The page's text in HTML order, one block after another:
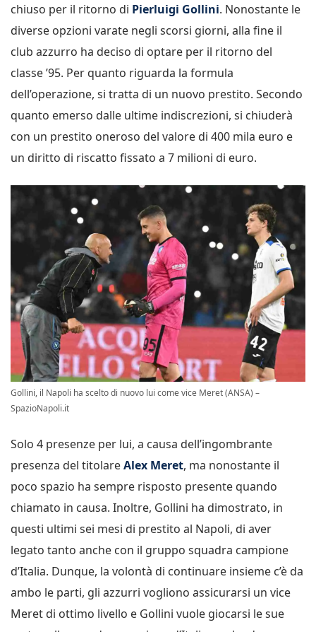
chiuso per il ritorno di Pierluigi Gollini. Nonostante le
diverse opzioni varate negli scorsi giorni, alla fine il
club azzurro ha deciso di optare per il ritorno del
classe ’95. Per quanto riguarda la formula
dell’operazione, si tratta di un nuovo prestito. Secondo
quanto emerso dalle ultime indiscrezioni, si chiuderà
con un prestito oneroso del valore di 400 mila euro e
un diritto di riscatto fissato a 7 milioni di euro.
Gollini, il Napoli ha scelto di nuovo lui come vice Meret (ANSA) –
SpazioNapoli.it
Solo 4 presenze per lui, a causa dell’ingombrante
presenza del titolareAlex Meret, ma nonostante il
poco spazio ha sempre risposto presente quando
chiamato in causa. Inoltre, Gollini ha dimostrato, in
questi ultimi sei mesi di prestito al Napoli, di aver
legato tanto anche con il gruppo squadra campione
d’Italia. Dunque, la volontà di continuare insieme c’è da
ambo le parti, gli azzurri vogliono assicurarsi un vice
Meret di ottimo livello e Gollini vuole giocarsi le sue